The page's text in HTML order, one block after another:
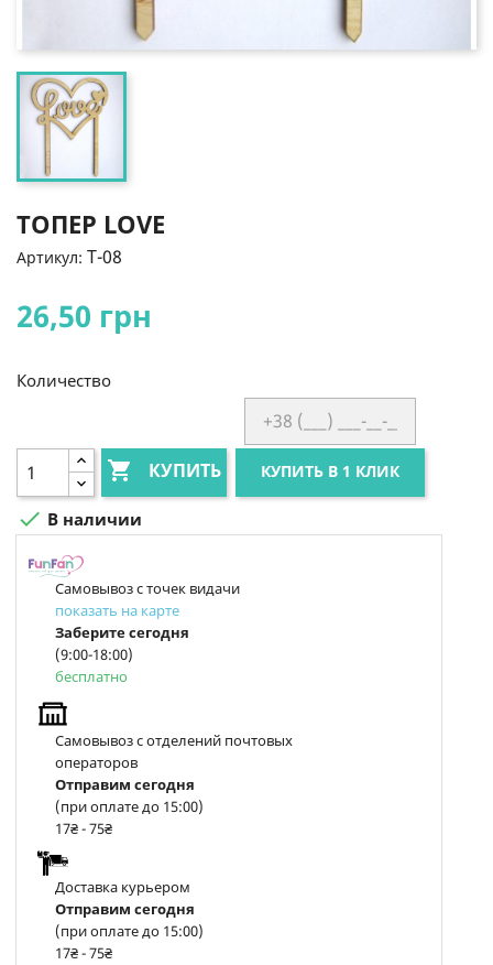
ТОПЕР LOVE
Артикул: T-08
26,50 грн
Количество
 КУПИТЬ КУПИТЬ В 1 КЛИК
 В наличии
Самовывоз с точек видачи
показать на карте
Заберите сегодня
(9:00-18:00)
бесплатно
Самовывоз с отделений почтовых
операторов
Отправим сегодня
(при оплате до 15:00)
17₴ - 75₴
Доставка курьером
Отправим сегодня
(при оплате до 15:00)
17₴ - 75₴